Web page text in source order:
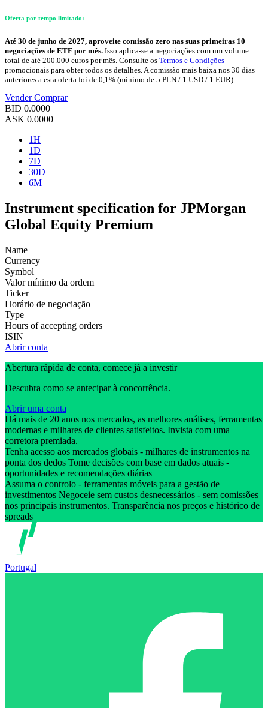
Oferta por tempo limitado:
Até 30 de junho de 2027, aproveite comissão zero nas suas primeiras 10
negociações de ETF por mês. Isso aplica-se a negociações com um volume
total de até 200.000 euros por mês. Consulte os Termos e Condições
promocionais para obter todos os detalhes. A comissão mais baixa nos 30 dias
anteriores a esta oferta foi de 0,1% (mínimo de 5 PLN / 1 USD / 1 EUR).
VenderComprar
BID 0.0000
ASK 0.0000
1H
1D
7D
30D
6M
Instrument specification for JPMorgan
Global Equity Premium
Name
Currency
Symbol
Valor mínimo da ordem
Ticker
Horário de negociação
Type
Hours of accepting orders
ISIN
Abrir conta
Abertura rápida de conta, comece já a investir
Descubra como se antecipar à concorrência.
Abrir uma conta
Há mais de 20 anos nos mercados, as melhores análises, ferramentas
modernas e milhares de clientes satisfeitos. Invista com uma
corretora premiada.
Tenha acesso aos mercados globais - milhares de instrumentos na
ponta dos dedos Tome decisões com base em dados atuais -
oportunidades e recomendações diárias
Assuma o controlo - ferramentas móveis para a gestão de
investimentos Negoceie sem custos desnecessários - sem comissões
nos principais instrumentos. Transparência nos preços e histórico de
spreads
Portugal